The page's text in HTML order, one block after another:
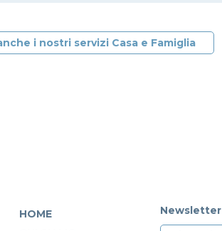
i nostri servizi Casa e Famiglia
HOME
Newsletter